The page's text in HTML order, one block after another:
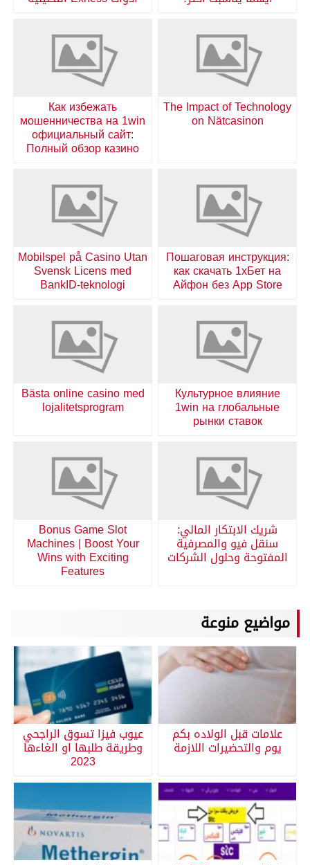
The Impact of Technology
on Nätcasinon
Как избежать
мошенничества на 1win
официальный сайт:
Полный обзор казино
Пошаговая инструкция:
как скачать 1хБет на
Айфон без App Store
Mobilspel på Casino Utan
Svensk Licens med
BankID-teknologi
Культурное влияние
1win на глобальные
рынки ставок
Bästa online casino med
lojalitetsprogram
شريك الابتكار المالي:
سنقل فيو والمصرفية
المفتوحة وحلول الشركات
Bonus Game Slot
Machines | Boost Your
Wins with Exciting
Features
مواضيع منوعة
علامات قبل الولاده بكم
يوم والتحضيرات اللازمة
عيوب فيزا تسوق الراجحي
وطريقة طلبها او الغاءها
2023